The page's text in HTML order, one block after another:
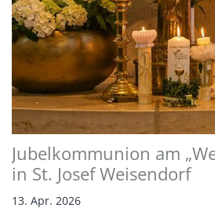
Jubelkommunion am
in St. Josef Weisendorf
13. Apr. 2026